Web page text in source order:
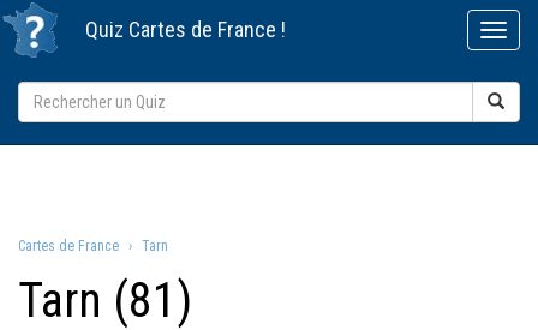
Quiz Cartes de France !
Cartes de France Tarn
Tarn (81)